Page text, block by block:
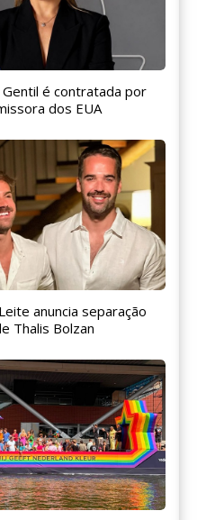
Gentil é contratada por
dos EUA
anuncia separação
Thalis Bolzan